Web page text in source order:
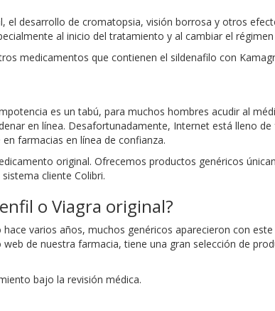
el desarrollo de cromatopsia, visión borrosa y otros
al inicio del tratamiento y al cambiar el
medicamentos que contienen el sildenafilo con
es un tabú, para muchos hombres acudir al
en línea. Desafortunadamente, Internet está lleno de
farmacias en línea de confianza.
original. Ofrecemos productos genéricos
cliente Colibri.
o Viagra original?
varios años, muchos genéricos aparecieron con
de nuestra farmacia, tiene una gran selección de
bajo la revisión médica.